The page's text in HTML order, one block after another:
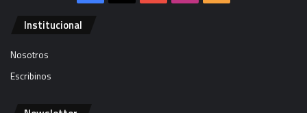
Institucional
Nosotros
Escribinos